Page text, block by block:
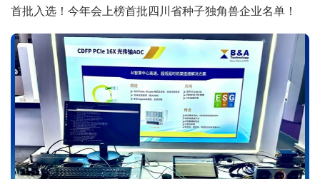
首批入选！今年会上榜首批四川省种子独角兽企业名单！